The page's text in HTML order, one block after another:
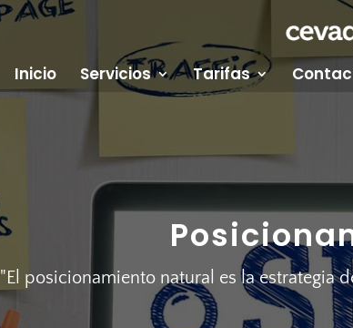
Inicio Servicios Tarifas
"El posicionamiento natural es la estrategia